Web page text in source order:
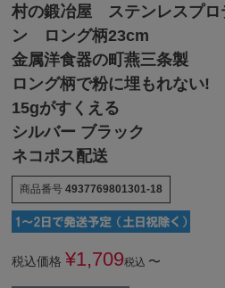
村の鍛冶屋 ステンレスプロ
ン ロング柄23cm
金属洋食器の町燕三条製
ロング柄で粉に埋もれない!
15gがすくえる
シルバー ブラック
ネコポス配送
商品番号 4937769801301-18
税込価格 ¥1,709税込 〜